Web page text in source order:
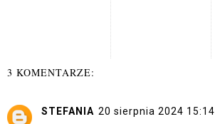
3 KOMENTARZE:
STEFANIA 20 sierpnia 2024 15:14